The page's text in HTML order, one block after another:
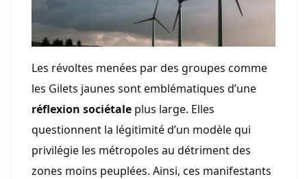
Les révoltes menées par des groupes comme
les Gilets jaunes sont emblématiques d’une
réflexion sociétale plus large. Elles
questionnent la légitimité d’un modèle qui
privilégie les métropoles au détriment des
zones moins peuplées. Ainsi, ces manifestants